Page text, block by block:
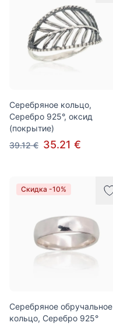
Серебряное кольцо,
Серебро 925°, оксид
(покрытие)
39.12 € 35.21 €
Скидка -10%
Серебряное обручальное
кольцо, Серебро 925°